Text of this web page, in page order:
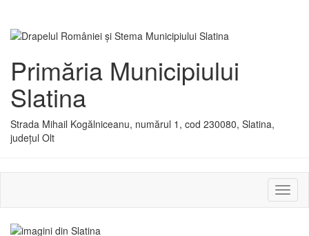
Primăria Municipiului
Slatina
Strada Mihail Kogălniceanu, numărul 1, cod 230080, Slatina,
județul Olt
sau